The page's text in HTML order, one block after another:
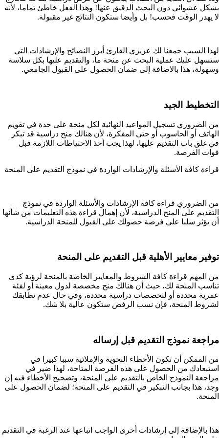
بشكل عشوائي دون البحث الدقيق عنها! وهذا الفعل خاطئ تماما، لأنه
لا يهدر الوقت فحسب! بل وأيضا ستكون النتائج غير مقبولة.
لهذا السبب جمعنا لك عزيزي القارئ أبرز النصائح والإرشادات التي
ستسهل عليك عملية البحث عن منحة ما، والتقديم عليها بكل سلاسة
وسهولة، هذا بالاضافة إلى ضمان الحصول على القبول الجامعي.
التخطيط الجيد
من الضروري تسجيل المواعيد النهائية لكل منحة على حدة في تقويم
الهاتف أو الحاسوب أو حتى المفكرة، لأن هنالك منح دراسية قد تبكر
في غلق باب التقديم عليها، لهذا يجب أخذ الاحتياطات اللازمة قبل
فوات الفرصة.
قراءة كافة الأسئلة والإرشادات الواردة في نموذج التقديم على المنحة
من الضروري قراءة كافة الإرشادات والأسئلة الواردة في نموذج
التقديم على المنح الدراسية، لأن إهمال قراءة هذه التعليمات من شأنها
أن يؤثر سلبا على فرصة حصولك على القبول للمنحة الدراسية.
توفير معايير الأهلية قبل التقديم على المنحة
من المهم قراءة كافة الشروط والمعايير الخاصة بالمنحة لرؤية كدى
تناسب المنحة لك، حيث أن هنالك منح مخصصة لدول معينة أو لفئة
عمرية محددة أو لتخصصات دراسية محددة، وفي حال عدم تطابقك
لشروط المنحة، فإن نسب الرفض ستكون عالية بلا شك.
مراجعة نموذج التقديم قبل إرساله
من الممكن أن تكون الأخطاء النحوية والإملائية سببا كبيرا في
استبعادك من الحصول على هذه الفرصة المتاحة، لهذا ضير في
مراجعة النموذج الخاص بالتقديم على المنحة، وتصحيح الأخطاء فيه إن
وجد، هذا بجانب التبكير في التقديم على المنحة؛ لضمان الحصول على
المنحة.
هذا بالإضافة إلى إرشادات أخرى الواجب اتباعها عند الرغبة في التقديم